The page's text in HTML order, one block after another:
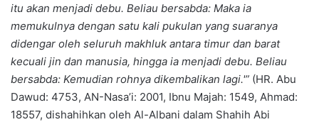
itu akan menjadi debu. Beliau bersabda: Maka ia
memukulnya dengan satu kali pukulan yang suaranya
didengar oleh seluruh makhluk antara timur dan barat
kecuali jin dan manusia, hingga ia menjadi debu. Beliau
bersabda: Kemudian rohnya dikembalikan lagi.'” (HR. Abu
Dawud: 4753, AN-Nasa’i: 2001, Ibnu Majah: 1549, Ahmad:
18557, dishahihkan oleh Al-Albani dalam Shahih Abi